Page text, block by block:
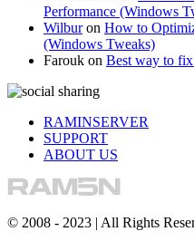
Performance (Windows
Wilburon How to
(Windows Tweaks)
Farouk on Best way to
RAMINSERVER
SUPPORT
ABOUT US
© 2008 - 2023 | All Rights